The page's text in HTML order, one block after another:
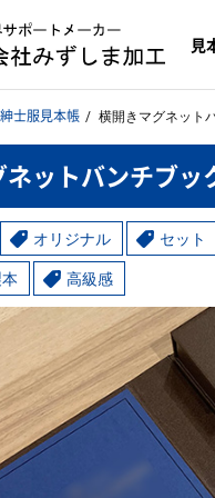
見
紳士服見本帳 横開きマグネット
ットバンチブッ
オリジナル セット
高級感